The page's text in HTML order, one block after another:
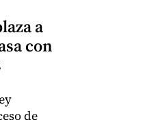
a
con
de